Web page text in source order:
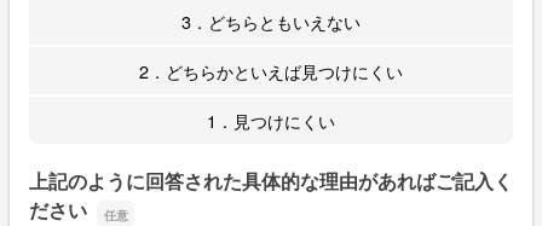
3．どちらともいえない
2．どちらかといえば見つけにくい
1．見つけにくい
上記のように回答された具体的な理由があればご記入く
ださい